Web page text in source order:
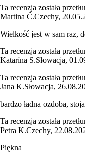
Ta recenzja została
Martina Č.Czechy,
Wielkość jest w sam raz,
Ta recenzja została
Katarína S.Słowacja,
Ta recenzja została
Jana K.Słowacja,
bardzo ładna ozdoba,
Ta recenzja została
Petra K.Czechy,
Piękna